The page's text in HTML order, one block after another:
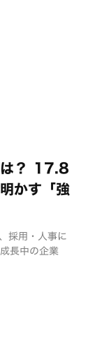
は？ 17.8
かす「強
採用・人事に
長中の企業